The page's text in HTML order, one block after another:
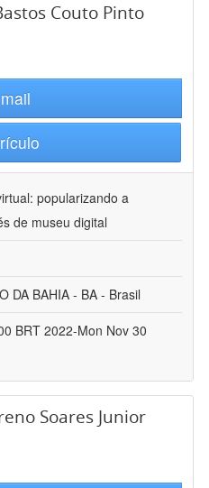
Couto Pinto
popularizando a
de museu digital
DA BAHIA - BA - Brasil
BRT 2022-Mon Nov 30
Soares Junior